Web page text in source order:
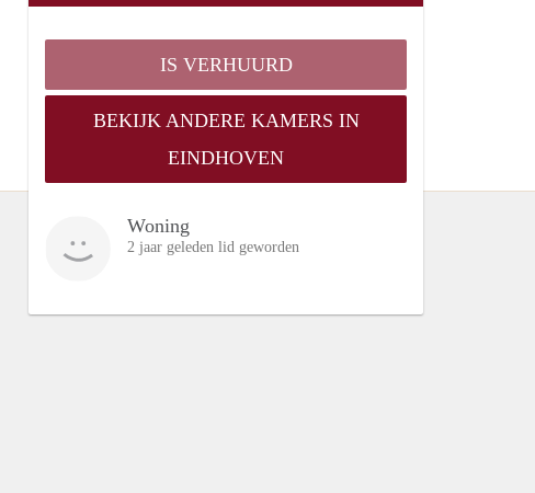
IS VERHUURD
BEKIJK ANDERE KAMERS IN
EINDHOVEN
Woning
2 jaar geleden lid geworden